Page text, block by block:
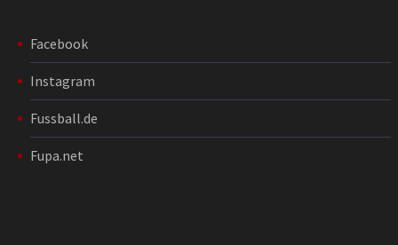
Facebook
Instagram
Fussball.de
Fupa.net